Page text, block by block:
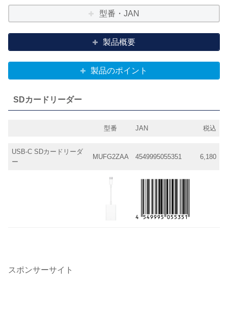
型番・JAN
製品概要
製品のポイント
SDカードリーダー
型番 JAN 税込
USB-C SDカードリーダ
ー
MUFG2ZAA 4549995055351 6,180
スポンサーサイト